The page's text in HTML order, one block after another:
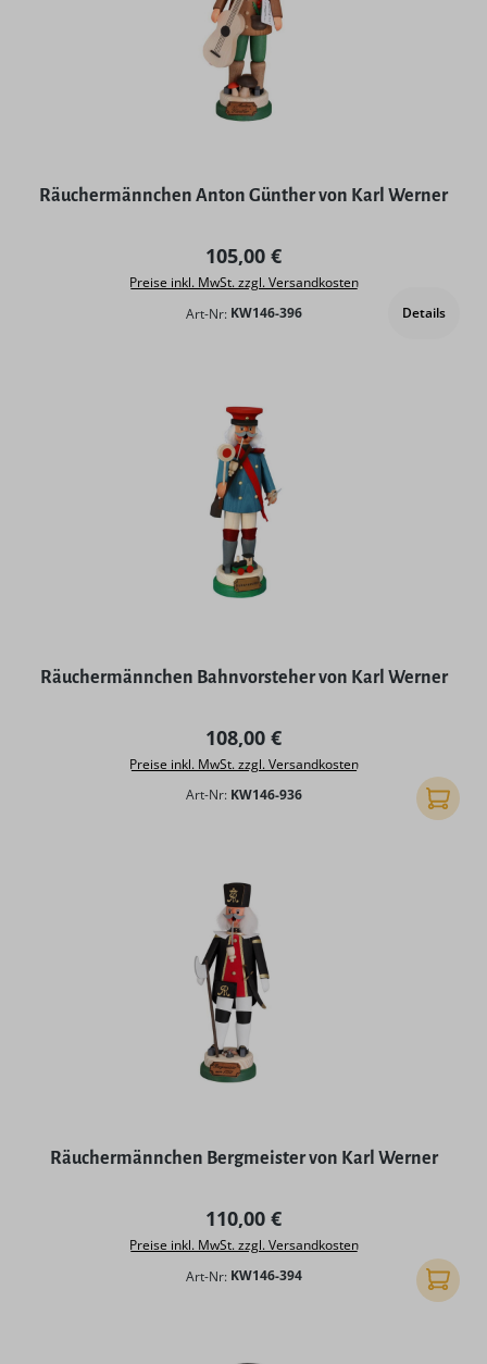
Räuchermännchen Anton Günther von Karl Werner
Regulärer Preis:
105,00 €
Preise inkl. MwSt. zzgl. Versandkosten
Art-Nr: KW146-396 Details
Räuchermännchen Bahnvorsteher von Karl Werner
Regulärer Preis:
108,00 €
Preise inkl. MwSt. zzgl. Versandkosten
Art-Nr: KW146-936 In den
Räuchermännchen Bergmeister von Karl Werner
Regulärer Preis:
110,00 €
Preise inkl. MwSt. zzgl. Versandkosten
Art-Nr: KW146-394 In den